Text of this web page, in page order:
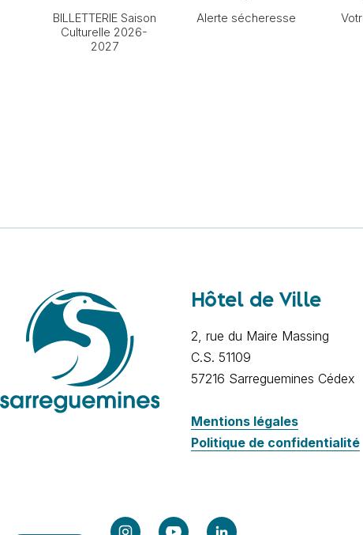
BILLETTERIE Saison
Culturelle 2026-
2027
Alerte sécheresse
Hôtel de Ville
2, rue du Maire Massing
C.S. 51109
57216 Sarreguemines Cédex
Mentions légales
Politique de confidentialité